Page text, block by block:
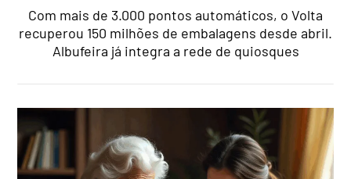
Com mais de 3.000 pontos automáticos, o Volta
recuperou 150 milhões de embalagens desde abril.
Albufeira já integra a rede de quiosques